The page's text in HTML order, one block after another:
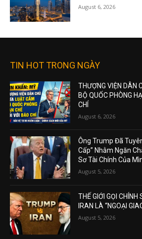
August 6, 2026
TIN HOT TRONG NGÀY
THƯỢNG VIỆN DÂN
BỘ QUỐC PHÒNG
CHÍ
August 6, 2026
Ông Trump Đã
Cấp” Nhằm Ngăn
Sơ Tài Chính Của
August 5, 2026
THẾ GIỚI GỌI
IRAN LÀ “NGOẠI
August 5, 2026